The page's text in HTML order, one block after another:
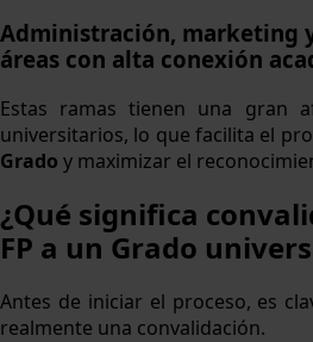
Administración, marketing
áreas con alta conexión
Estas ramas tienen una gran
universitarios, lo que facilita el
Grado y maximizar el
¿Qué significa
FP a un Grado
Antes de iniciar el proceso, es
realmente una convalidación.